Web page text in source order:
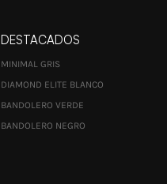
DESTACADOS
MINIMAL GRIS
DIAMOND ELITE BLANCO
BANDOLERO VERDE
BANDOLERO NEGRO